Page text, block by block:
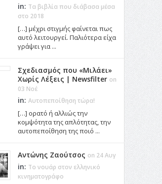
in: Τα βιβλία που διάβασα μέσα
στο 2018
[…] μέχρι στιγμής φαίνεται πως
αυτό λειτουργεί. Παλιότερα είχα
γράψει για ...
Σχεδιασμός που «Μιλάει»
Χωρίς Λέξεις | Newsfilter on
03 Νοέ
in: Αυτοπεποίθηση τώρα!
[…] ορατό ή αλλιώς την
κομψότητα της απλότητας, την
αυτοπεποίθηση της ποιό ...
Αντώνης Ζαούτσος on 24 Αυγ
in: Το νουάρ στον ελληνικό
κινηματογράφο